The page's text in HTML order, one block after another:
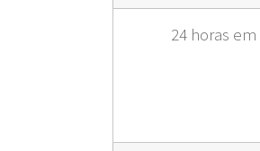
24 horas